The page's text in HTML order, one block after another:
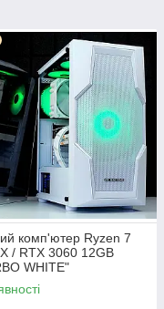
комп'ютер Ryzen 7
/ RTX 3060 12GB
WHITE"